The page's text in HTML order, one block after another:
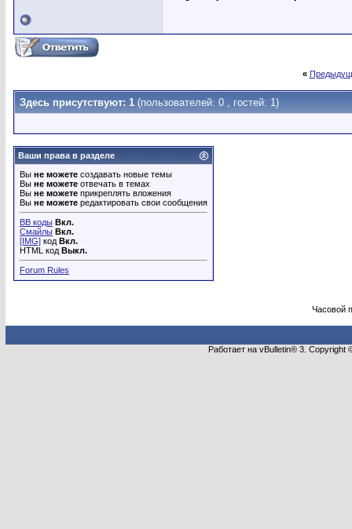
«
Здесь присутствуют: 1 (пользователей: 0 , гостей: 1)
Ваши права в разделе
Вы не можете создавать новые темы
Вы не можете отвечать в темах
Вы не можете прикреплять вложения
Вы не можете редактировать свои сообщения
BB коды Вкл.
Смайлы Вкл.
[IMG] код Вкл.
HTML код Выкл.
Forum Rules
Часовой
Работает на vBulletin® 3.